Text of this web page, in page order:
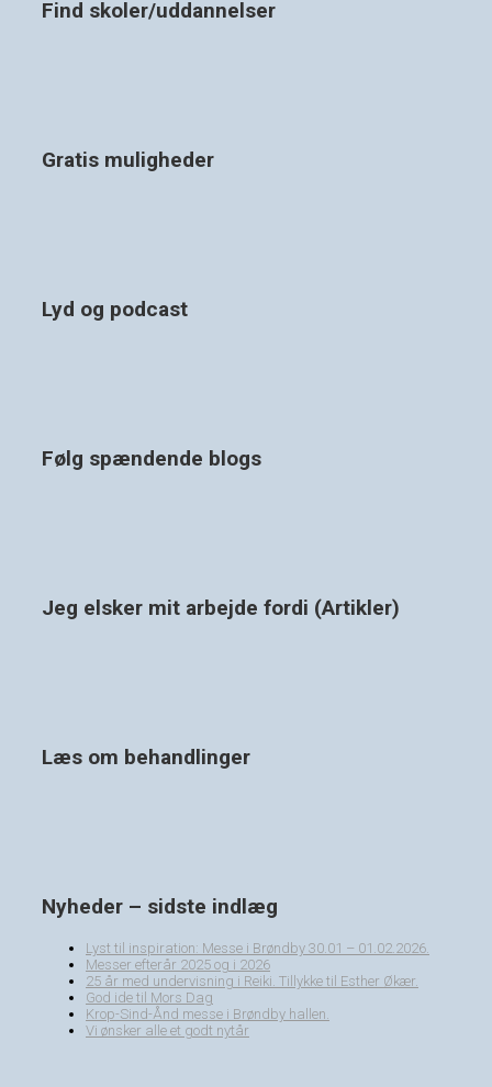
Find skoler/uddannelser
Gratis muligheder
Lyd og podcast
Følg spændende blogs
Jeg elsker mit arbejde fordi (Artikler)
Læs om behandlinger
Nyheder – sidste indlæg
Lyst til inspiration: Messe i Brøndby 30.01 – 01.02.2026.
Messer efterår 2025 og i 2026
25 år med undervisning i Reiki. Tillykke til Esther Økær.
God ide til Mors Dag
Krop-Sind-Ånd messe i Brøndby hallen.
Vi ønsker alle et godt nytår